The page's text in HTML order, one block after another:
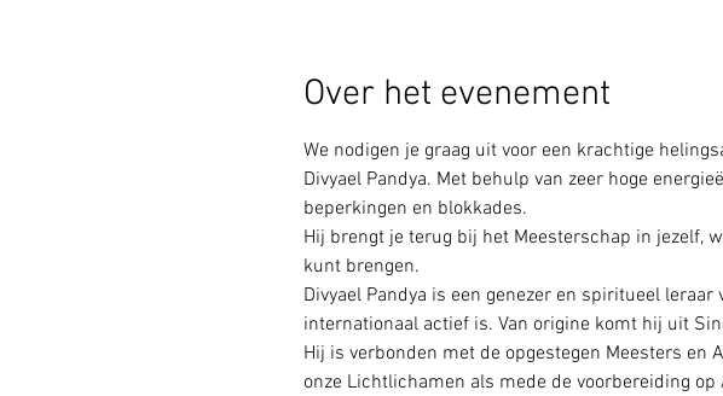
Over het evenement
We nodigen je graag uit voor een krachtige
Divyael Pandya. Met behulp van zeer hoge
beperkingen en blokkades.
Hij brengt je terug bij het Meesterschap in jezelf,
kunt brengen.
Divyael Pandya is een genezer en spiritueel
internationaal actief is. Van origine komt hij uit
Hij is verbonden met de opgestegen Meesters
onze Lichtlichamen als mede de voorbereiding